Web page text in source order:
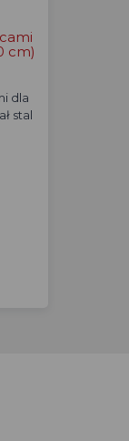
cm)
dla
stal